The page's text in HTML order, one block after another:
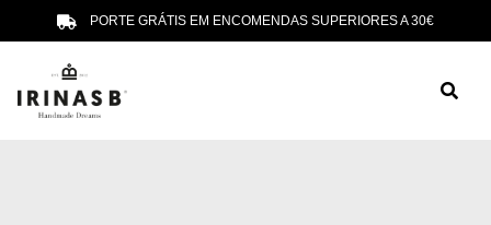
PORTE GRÁTIS EM ENCOMENDAS SUPERIORES A 30€